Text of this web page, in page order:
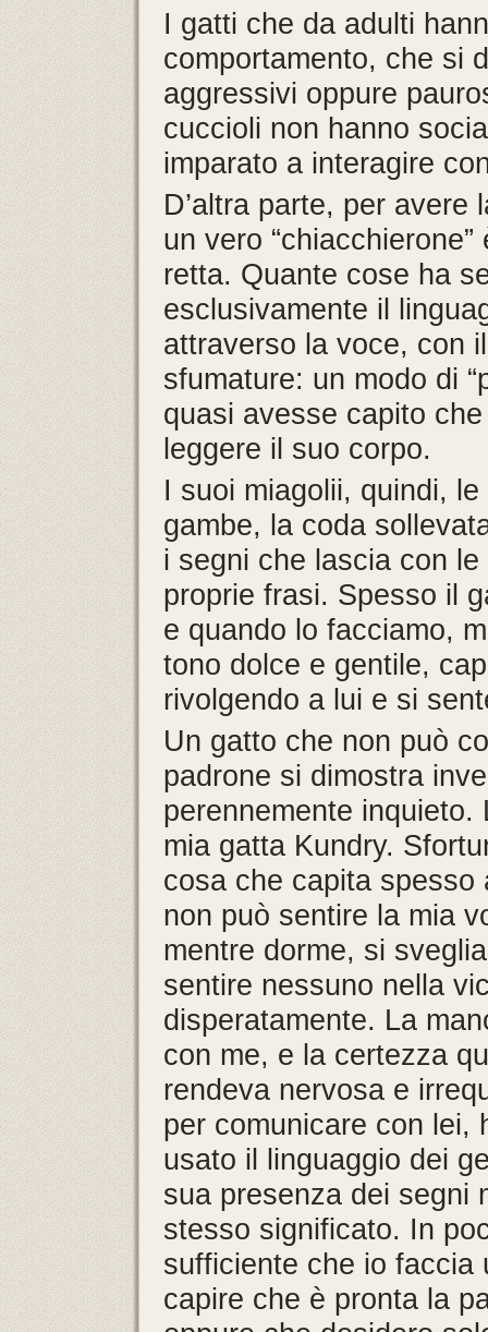
I gatti che da adulti
comportamento, che si
aggressivi oppure
cuccioli non hanno
imparato a interagire
D’altra parte, per
un vero
retta. Quante cose ha
esclusivamente il
attraverso la voce, con
sfumature: un modo di
quasi avesse capito
leggere il suo corpo.
I suoi miagolii, quindi,
gambe, la coda
i segni che lascia con
proprie frasi. Spesso il
e quando lo facciamo,
tono dolce e gentile,
rivolgendo a lui e si
Un gatto che non può
padrone si dimostra
perennemente inquieto.
mia gatta Kundry.
cosa che capita
non può sentire la mia
mentre dorme, si
sentire nessuno nella
disperatamente. La
con me, e la certezza
rendeva nervosa e
per comunicare con lei,
usato il linguaggio dei
sua presenza dei segni
stesso significato. In
sufficiente che io faccia
capire che è pronta la